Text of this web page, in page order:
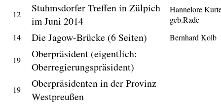
12
Stuhmsdorfer Treffen in Zülpich
im Juni 2014
Hannelore
geb.Rade
14
Die Jagow-Brücke (6 Seiten) Bernhard Kolb
19
Oberpräsident (eigentlich:
Oberregierungspräsident)
19
Oberpräsidenten in der Provinz
Westpreußen